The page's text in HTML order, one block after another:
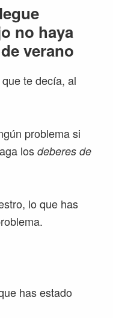
no haya
verano
te decía, al
problema si
los deberes de
lo que has
has estado